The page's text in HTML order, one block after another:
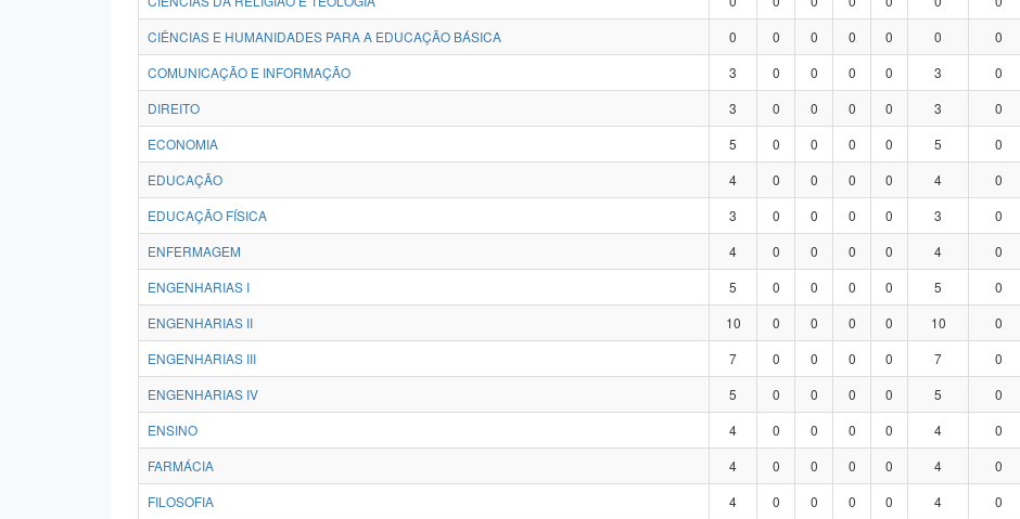
CIÊNCIAS E HUMANIDADES PARA A EDUCAÇÃO BÁSICA
0 0 0 0 0 0 0
COMUNICAÇÃO E INFORMAÇÃO
3 0 0 0 0 3 0
DIREITO
3 0 0 0 0 3 0
ECONOMIA
5 0 0 0 0 5 0
EDUCAÇÃO
4 0 0 0 0 4 0
EDUCAÇÃO FÍSICA
3 0 0 0 0 3 0
ENFERMAGEM
4 0 0 0 0 4 0
ENGENHARIAS I
5 0 0 0 0 5 0
ENGENHARIAS II
10 0 0 0 0 10 0
ENGENHARIAS III
7 0 0 0 0 7 0
ENGENHARIAS IV
5 0 0 0 0 5 0
ENSINO
4 0 0 0 0 4 0
FARMÁCIA
4 0 0 0 0 4 0
FILOSOFIA
4 0 0 0 0 4 0